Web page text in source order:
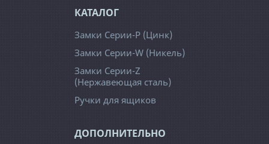
КАТАЛОГ
Замки Серии-Р (Цинк)
Замки Серии-W (Никель)
Замки Серии-Z
(Нержавеющая сталь)
Ручки для ящиков
ДОПОЛНИТЕЛЬНО